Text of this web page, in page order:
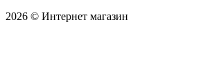
2026 © Интернет магазин